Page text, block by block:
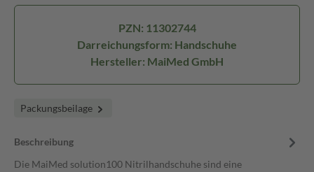
PZN: 11302744
Darreichungsform: Handschuhe
Hersteller: MaiMed GmbH
Packungsbeilage
Beschreibung
Die MaiMed solution100 Nitrilhandschuhe sind eine